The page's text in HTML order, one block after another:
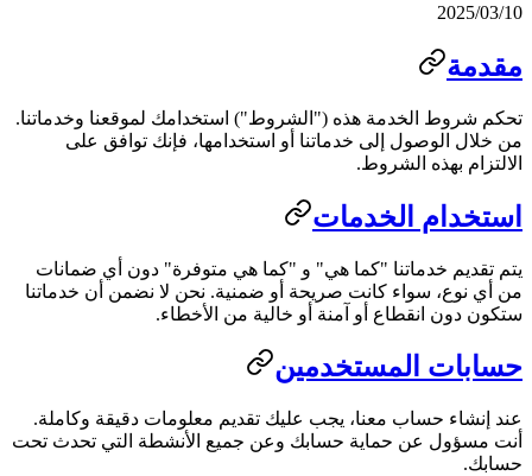
2025/03/10
مقدمة
تحكم شروط الخدمة هذه ("الشروط") استخدامك لموقعنا وخدماتنا.
من خلال الوصول إلى خدماتنا أو استخدامها، فإنك توافق على
الالتزام بهذه الشروط.
استخدام الخدمات
يتم تقديم خدماتنا "كما هي" و "كما هي متوفرة" دون أي ضمانات
من أي نوع، سواء كانت صريحة أو ضمنية. نحن لا نضمن أن خدماتنا
ستكون دون انقطاع أو آمنة أو خالية من الأخطاء.
حسابات المستخدمين
عند إنشاء حساب معنا، يجب عليك تقديم معلومات دقيقة وكاملة.
أنت مسؤول عن حماية حسابك وعن جميع الأنشطة التي تحدث تحت
حسابك.